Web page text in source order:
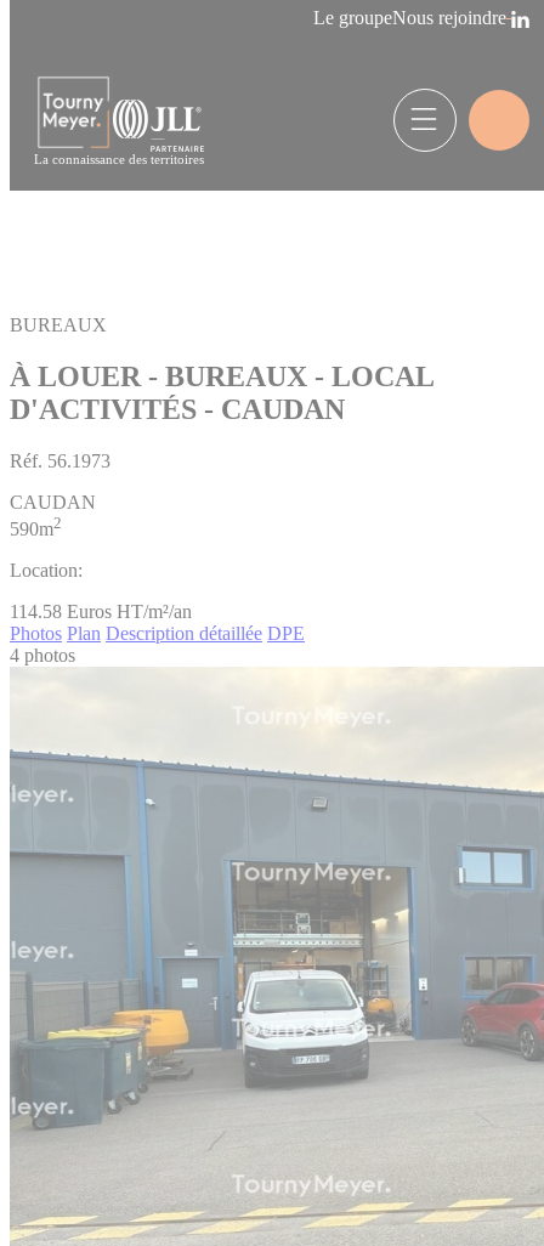
Le groupeNous rejoindre
La connaissance des territoires
BUREAUX
À LOUER - BUREAUX - LOCAL
D'ACTIVITÉS - CAUDAN
Réf. 56.1973
CAUDAN
590m2
Location:
114.58 Euros HT/m²/an
Photos Plan Description détaillée DPE
4 photos